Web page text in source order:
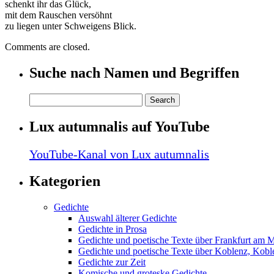
schenkt ihr das Glück,
mit dem Rauschen versöhnt
zu liegen unter Schweigens Blick.
Comments are closed.
Suche nach Namen und Begriffen
Lux autumnalis auf YouTube
YouTube-Kanal von Lux autumnalis
Kategorien
Gedichte
Auswahl älterer Gedichte
Gedichte in Prosa
Gedichte und poetische Texte über Frankfurt am
Gedichte und poetische Texte über Koblenz,
Gedichte zur Zeit